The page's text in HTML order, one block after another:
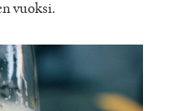
vuoksi.